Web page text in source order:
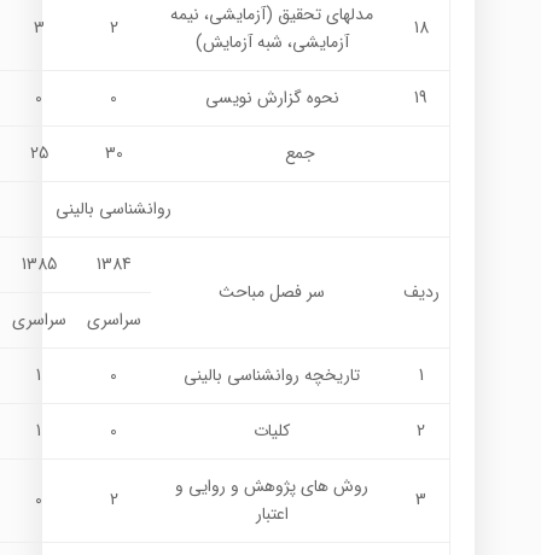
18
مدلهاي تحقيق (آزمايشي، نيمه
آزمايشي، شبه آزمايش)
2
3
19 نحوه گزارش نويسي 0
0
جمع 30
25
روانشناسي باليني
ردیف سر فصل مباحث
1384
1385
سراسری سراسری
1 تاریخچه روانشناسی بالینی 0
1
2 كليات 0
1
3
روش های پژوهش و روايي و
اعتبار
2
0